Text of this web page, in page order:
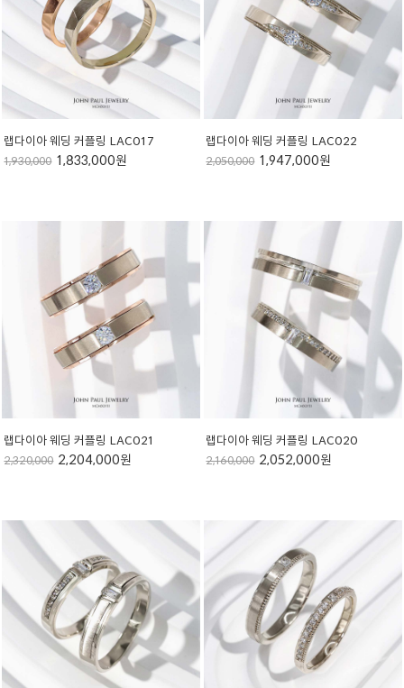
랩다이아 웨딩 커플링 LAC017
1,930,000 1,833,000원
랩다이아 웨딩 커플링 LAC022
2,050,000 1,947,000원
랩다이아 웨딩 커플링 LAC021
2,320,000 2,204,000원
랩다이아 웨딩 커플링 LAC020
2,160,000 2,052,000원